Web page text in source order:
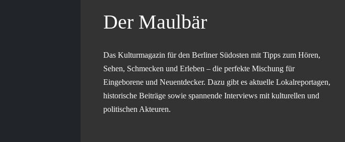
Der Maulbär
Das Kulturmagazin für den Berliner Südosten mit Tipps zum Hören,
Sehen, Schmecken und Erleben – die perfekte Mischung für
Eingeborene und Neuentdecker. Dazu gibt es aktuelle Lokalreportagen,
historische Beiträge sowie spannende Interviews mit kulturellen und
politischen Akteuren.